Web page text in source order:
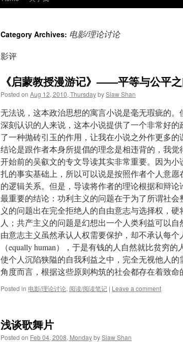
Category Archives: 电影/理论讨论
影评
《启蒙教授漫游记》——平等与公平
Posted on Aug 12, 2010, ThursdaybySiaw Shan
无法说，这本政治思想的寓言小说是毫无瑕疵的
深刻认识的人来说，这本小说提供了一个非常好
了一种抛砖引玉的作用，让我在小说之外作更多
结论是跟作者本身所提倡的理念是相违背的，我
开始前的吴叡文的专文导读其实非常重要。因为
扎的事实基础上，所以可以说是按照作者个人意
的逻辑关系。但是，导读将作者的理论根据和辩
最重要的结论：功利主义的问题在于为了所谓社
义的问题出在完全拒绝人的自由意志与选择权，
人；共产主义的问题是幻想出一个人类利益可以
由意志主义虽然承认人权需要保护，却不承认每
（equally human），于是有钱的人自然就比贫穷
使个人沉陷狭隘的自我利益之中，完全无视他人
角度而言，根据这些原则构筑的社会都存在着致命
Posted in 电影/理论讨论, 阅读/阅读笔记 | Leave a comment
浅谈歌舞片
Posted on Feb 04, 2008, MondaybySiaw Shan